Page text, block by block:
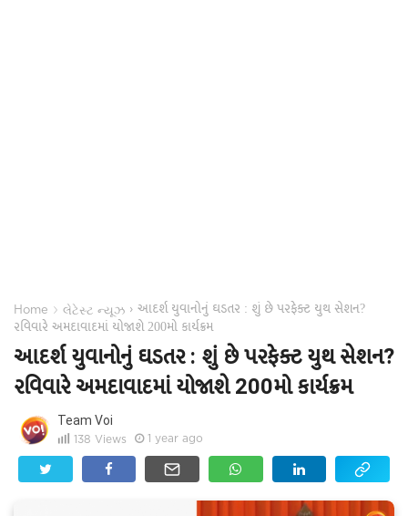
Home › લેટેસ્ટ ન્યૂઝ › આદર્શ યુવાનોનું ઘડતર : શું છે પરફેક્ટ યુથ સેશન?
રવિવારે અમદાવાદમાં યોજાશે 200મો કાર્યક્રમ
આદર્શ યુવાનોનું ઘડતર : શું છે પરફેક્ટ યુથ સેશન?
રવિવારે અમદાવાદમાં યોજાશે 200મો કાર્યક્રમ
Team Voi
138 Views 1 year ago